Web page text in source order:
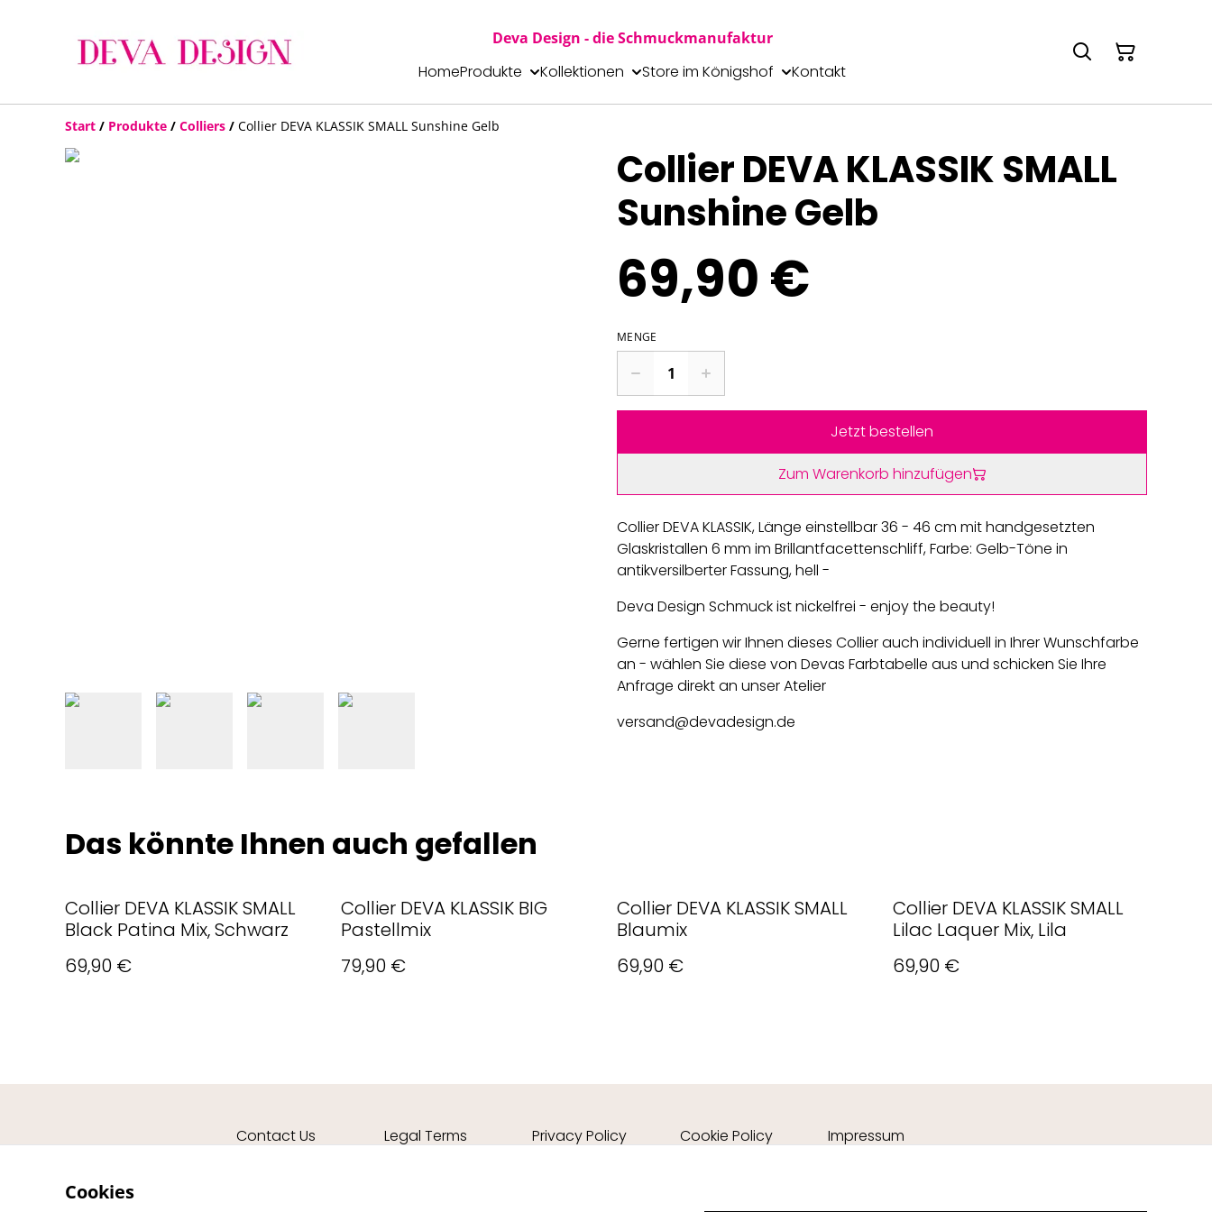
Deva Design - die Schmuckmanufaktur
HomeProdukte Kollektionen Store im Königshof Kontakt
Start / Produkte / Colliers / Collier DEVA KLASSIK SMALL Sunshine Gelb
Collier DEVA KLASSIK SMALL
Sunshine Gelb
69,90 €
MENGE
Jetzt bestellen
Zum Warenkorb hinzufügen
Collier DEVA KLASSIK, Länge einstellbar 36 - 46 cm mit handgesetzten
Glaskristallen 6 mm im Brillantfacettenschliff, Farbe: Gelb-Töne in
antikversilberter Fassung, hell -
Deva Design Schmuck ist nickelfrei - enjoy the beauty!
Gerne fertigen wir Ihnen dieses Collier auch individuell in Ihrer Wunschfarbe
an - wählen Sie diese von Devas Farbtabelle aus und schicken Sie Ihre
Anfrage direkt an unser Atelier
versand@devadesign.de
Das könnte Ihnen auch gefallen
Collier DEVA KLASSIK SMALL
Black Patina Mix, Schwarz
69,90 €
Collier DEVA KLASSIK BIG
Pastellmix
79,90 €
Collier DEVA KLASSIK SMALL
Blaumix
69,90 €
Collier DEVA KLASSIK SMALL
Lilac Laquer Mix, Lila
69,90 €
Contact Us Legal Terms Privacy Policy Cookie Policy Impressum
Cookies